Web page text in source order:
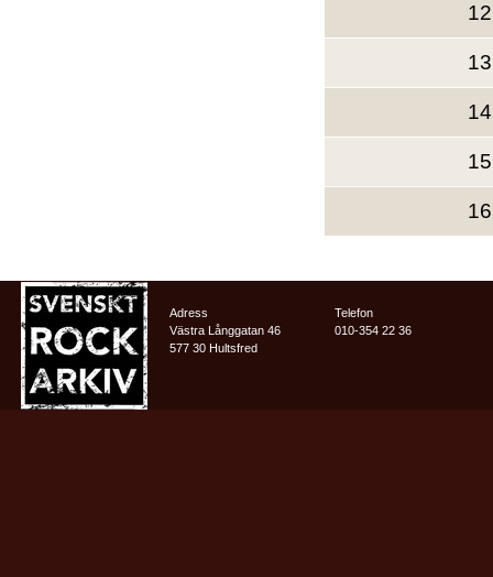
Adress
Västra Långgatan 46
577 30 Hultsfred
Telefon
010-354 22 36